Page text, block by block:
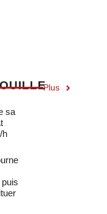
Plus
sa
h